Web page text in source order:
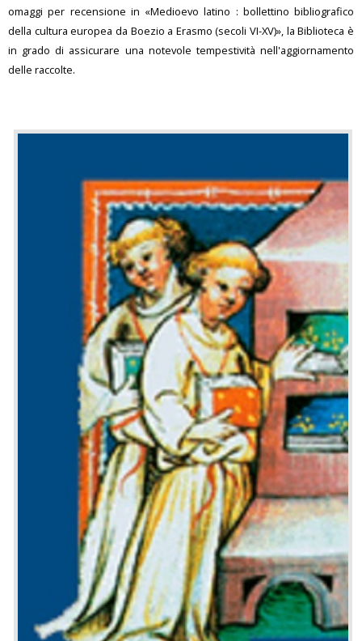
omaggi per recensione in «Medioevo latino : bollettino bibliografico
della cultura europea da Boezio a Erasmo (secoli VI-XV)», la Biblioteca è
in grado di assicurare una notevole tempestività nell'aggiornamento
delle raccolte.